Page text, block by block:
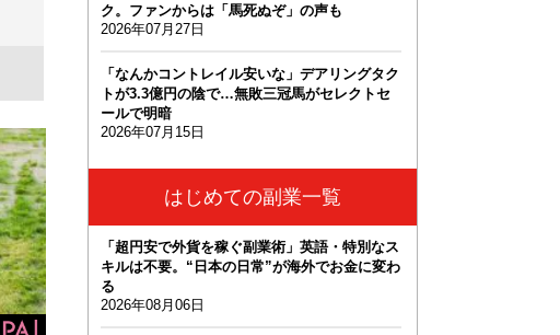
ク。ファンからは「馬死ぬぞ」の声も
2026年07月27日
「なんかコントレイル安いな」デアリングタク
トが3.3億円の陰で…無敗三冠馬がセレクトセ
ールで明暗
2026年07月15日
はじめての副業一覧
「超円安で外貨を稼ぐ副業術」英語・特別なス
キルは不要。“日本の日常”が海外でお金に変わ
る
2026年08月06日